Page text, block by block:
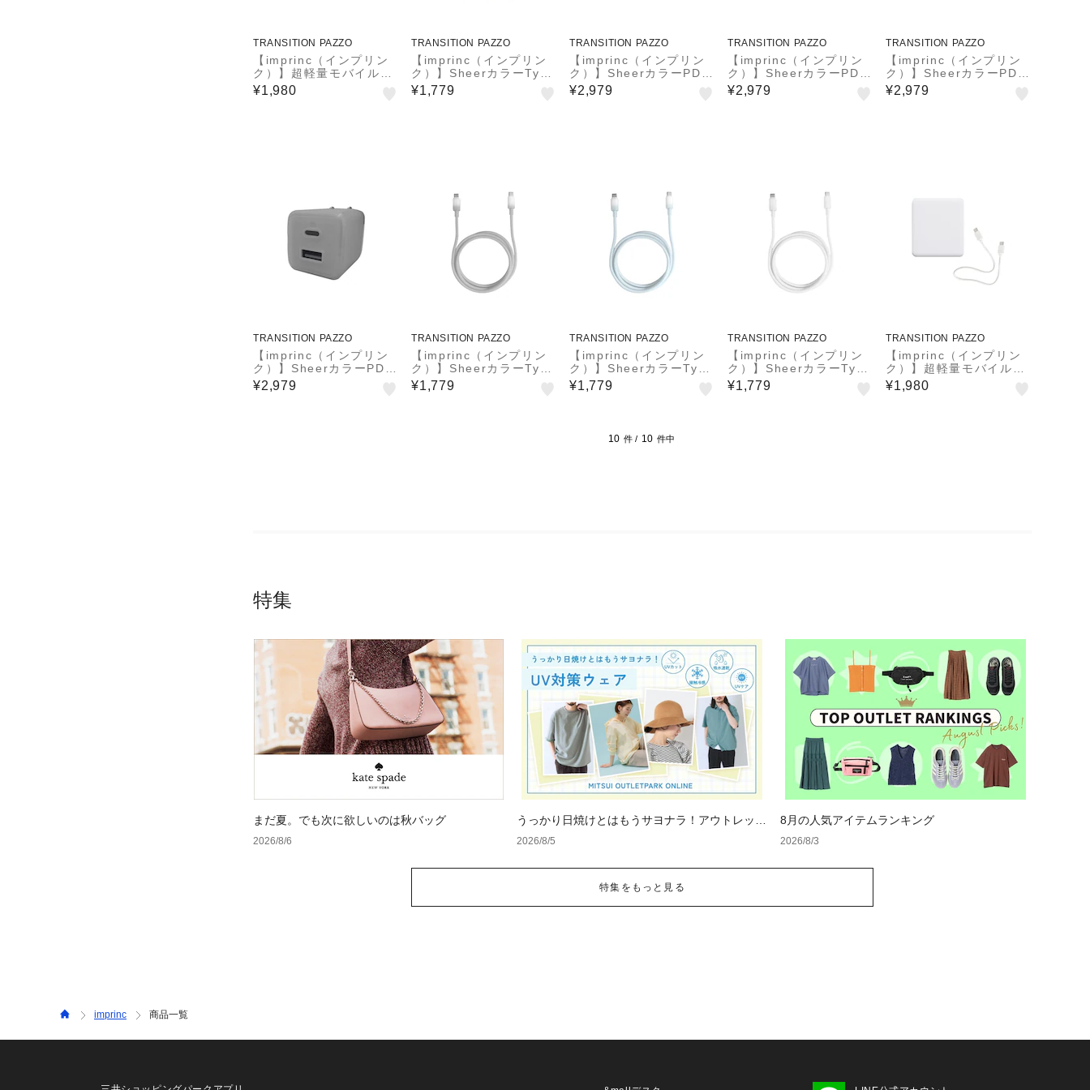
TRANSITION PAZZO
【imprinc（インプリン
ク）】超軽量モバイルバ
ッテリー5000ｍAh PD2
0W IML1C5001
¥1,980
TRANSITION PAZZO
【imprinc（インプリン
ク）】SheerカラーType
-C/Type-Cケーブル 1.2
m IMUCCHCL120
¥1,779
TRANSITION PAZZO
【imprinc（インプリン
ク）】SheerカラーPD充
電器Type-C/1USB 30W
IMACHCL30
¥2,979
TRANSITION PAZZO
【imprinc（インプリン
ク）】SheerカラーPD充
電器Type-C/1USB 30W
IMACHCL30
¥2,979
TRANSITION PAZZO
【imprinc（インプリン
ク）】SheerカラーPD充
電器Type-C/1USB 30W
IMACHCL30
¥2,979
TRANSITION PAZZO
【imprinc（インプリン
ク）】SheerカラーPD充
電器Type-C/1USB 30W
IMACHCL30
¥2,979
TRANSITION PAZZO
【imprinc（インプリン
ク）】SheerカラーType
-C/Type-Cケーブル 1.2
m IMUCCHCL120
¥1,779
TRANSITION PAZZO
【imprinc（インプリン
ク）】SheerカラーType
-C/Type-Cケーブル 1.2
m IMUCCHCL120
¥1,779
TRANSITION PAZZO
【imprinc（インプリン
ク）】SheerカラーType
-C/Type-Cケーブル 1.2
m IMUCCHCL120
¥1,779
TRANSITION PAZZO
【imprinc（インプリン
ク）】超軽量モバイルバ
ッテリー5000ｍAh PD2
0W IML1C5001
¥1,980
10 件 / 10 件中
特集
まだ夏。でも次に欲しいのは秋バッグ
2026/8/6
うっかり日焼けとはもうサヨナラ！アウトレット
で見つけるUV対策ウェア
2026/8/5
8月の人気アイテムランキング
2026/8/3
特集をもっと見る
imprinc 商品一覧